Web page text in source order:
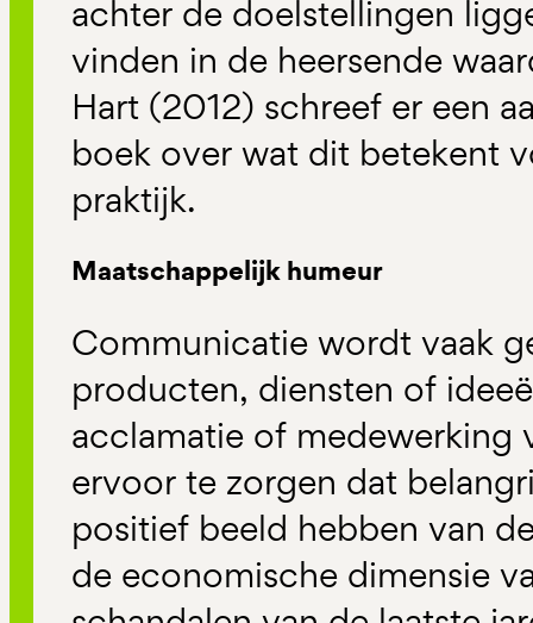
achter de doelstellingen
vinden in de heersende
Hart (2012) schreef er een
boek over wat dit betekent
praktijk.
Maatschappelijk humeur
Communicatie wordt vaak
producten, diensten of
acclamatie of medewerking
ervoor te zorgen dat
positief beeld hebben van
de economische dimensie